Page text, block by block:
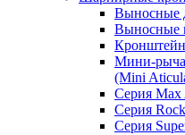
Выносные
Выносные
Мини-
(Mini
Серия Max
Серия
Серия